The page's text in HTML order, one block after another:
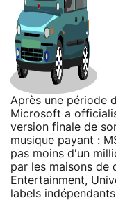
Après une période
Microsoft a
version finale de
musique payant :
pas moins d'un
par les maisons de
Entertainment,
labels